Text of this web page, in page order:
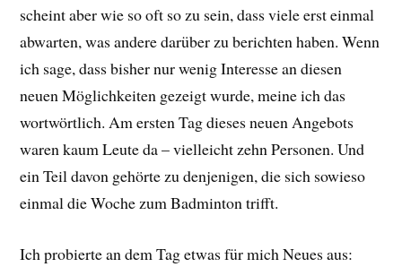
scheint aber wie so oft so zu sein, dass viele erst einmal
abwarten, was andere darüber zu berichten haben. Wenn
ich sage, dass bisher nur wenig Interesse an diesen
neuen Möglichkeiten gezeigt wurde, meine ich das
wortwörtlich. Am ersten Tag dieses neuen Angebots
waren kaum Leute da – vielleicht zehn Personen. Und
ein Teil davon gehörte zu denjenigen, die sich sowieso
einmal die Woche zum Badminton trifft.
Ich probierte an dem Tag etwas für mich Neues aus: